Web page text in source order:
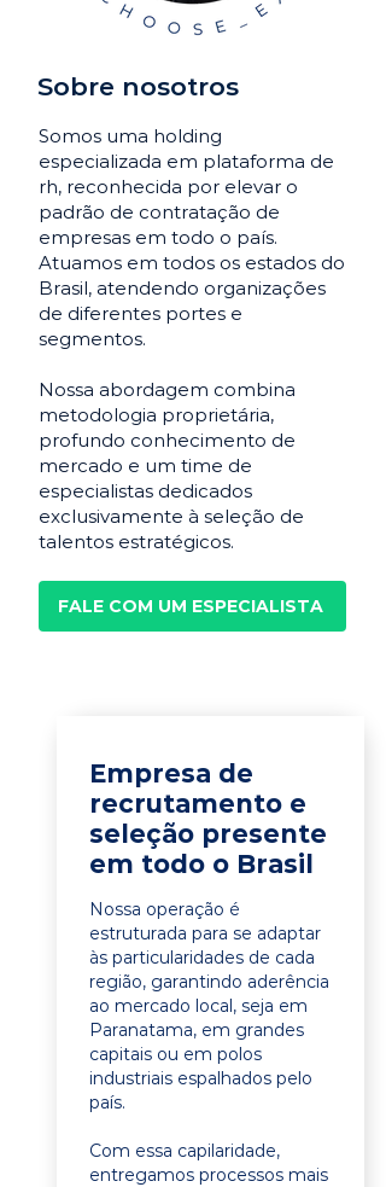
Sobre nosotros
Somos uma holding
especializada em plataforma de
rh, reconhecida por elevar o
padrão de contratação de
empresas em todo o país.
Atuamos em todos os estados do
Brasil, atendendo organizações
de diferentes portes e
segmentos.
Nossa abordagem combina
metodologia proprietária,
profundo conhecimento de
mercado e um time de
especialistas dedicados
exclusivamente à seleção de
talentos estratégicos.
FALE COM UM ESPECIALISTA
Empresa de
recrutamento e
seleção presente
em todo o Brasil
Nossa operação é
estruturada para se adaptar
às particularidades de cada
região, garantindo aderência
ao mercado local, seja em
Paranatama, em grandes
capitais ou em polos
industriais espalhados pelo
país.
Com essa capilaridade,
entregamos processos mais